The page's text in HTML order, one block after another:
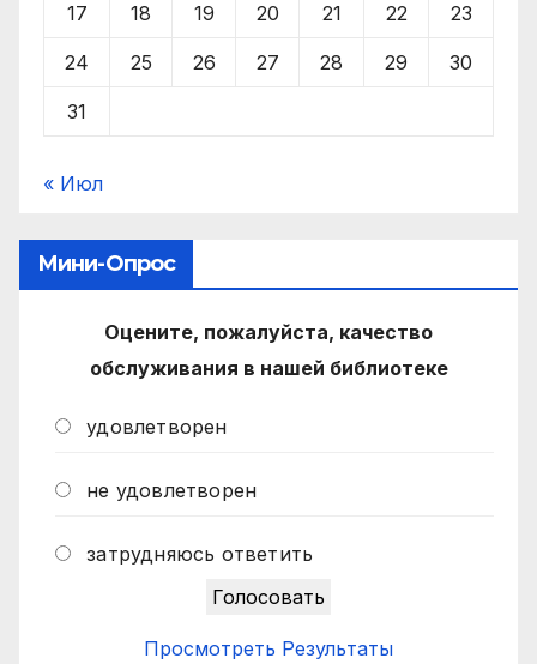
17 18 19 20 21 22 23
24 25 26 27 28 29 30
31
« Июл
Мини-Опрос
Оцените, пожалуйста, качество
обслуживания в нашей библиотеке
удовлетворен
не удовлетворен
затрудняюсь ответить
Просмотреть Результаты